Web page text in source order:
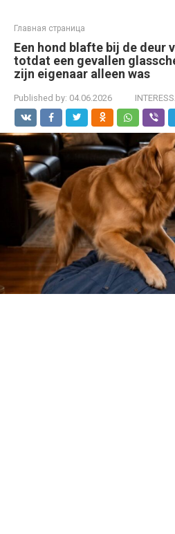
Главная страница
Een hond blafte bij de deur
totdat een gevallen
zijn eigenaar alleen was
Published by: 04.06.2026